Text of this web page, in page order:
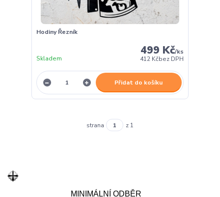
Hodiny Řezník
499 Kč/ks
412 Kčbez DPH
Skladem
Přidat do košíku
strana z 1
MINIMÁLNÍ ODBĚR